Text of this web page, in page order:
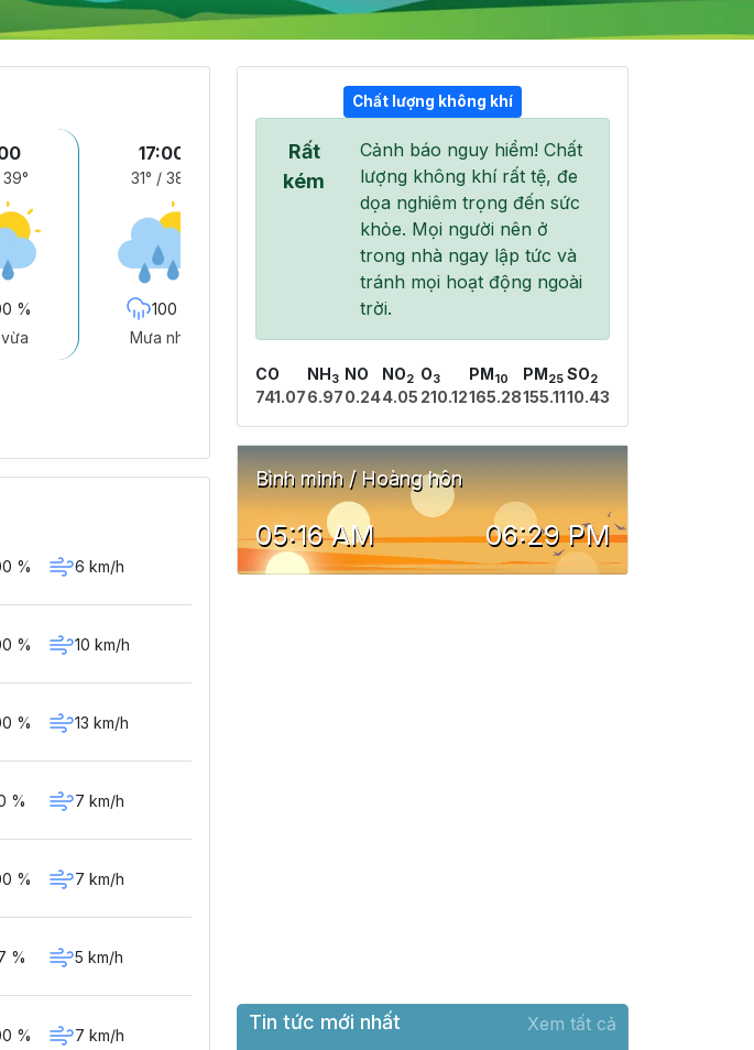
39°
%
17:00
31° / 38°
100 %
Mưa nhẹ
18:00
29°/
100 %
Mưa nhẹ
19:00
27°/ 30°
Mây cụm
% 6 km/h
% 10 km/h
% 13 km/h
% 7 km/h
% 7 km/h
% 5 km/h
% 7 km/h
Chất lượng không khí
Rất
kém
Cảnh báo nguy hiểm! Chất
lượng không khí rất tệ, đe
dọa nghiêm trọng đến sức
khỏe. Mọi người nên ở
trong nhà ngay lập tức và
tránh mọi hoạt động ngoài
trời.
CO
741.07
NH 3
6.97
NO
0.24
NO2
4.05
O3
210.12
PM 10
165.28
PM 25
155.11
SO2
10.43
Bình minh / Hoàng hôn
05:16 AM 06:29 PM
Tin tức mới nhất Xem tất cả